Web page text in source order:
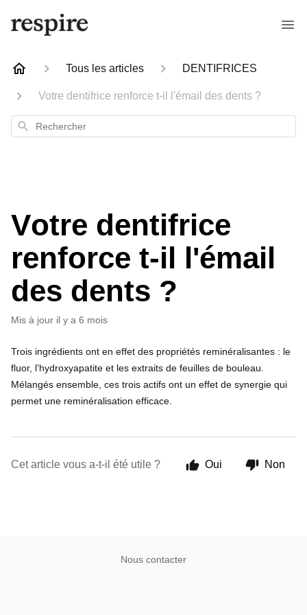
Tous les articles DENTIFRICES
Votre dentifrice renforce t-il l'émail des dents ?
Rechercher
Votre dentifrice
renforce t-il l'émail
des dents ?
Mis à jour il y a 6 mois
Trois ingrédients ont en effet des propriétés reminéralisantes : le
fluor, l’hydroxyapatite et les extraits de feuilles de bouleau.
Mélangés ensemble, ces trois actifs ont un effet de synergie qui
permet une reminéralisation efficace.
Cet article vous a-t-il été utile ? Oui Non
Nous contacter